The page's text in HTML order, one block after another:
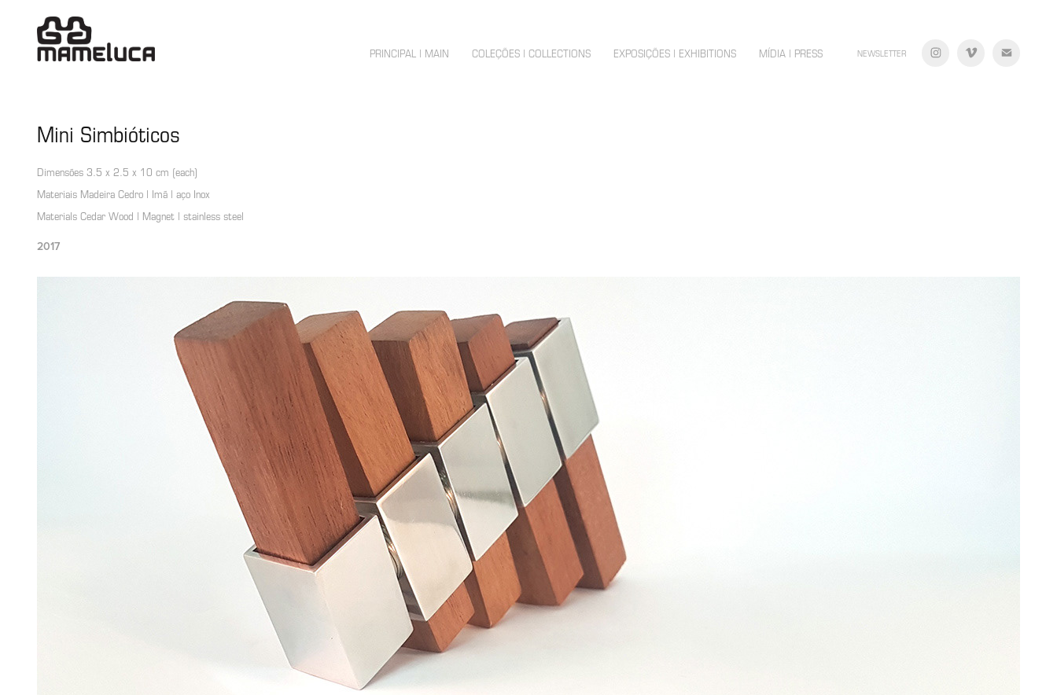
PRINCIPAL | MAIN COLEÇÕES | COLLECTIONS EXPOSIÇÕES | EXHIBITIONS MÍDIA | PRESS NEWSLETTER
Mini Simbióticos
Dimensões 3.5 x 2.5 x 10 cm (each)
Materiais Madeira Cedro | Imã | aço Inox
2017